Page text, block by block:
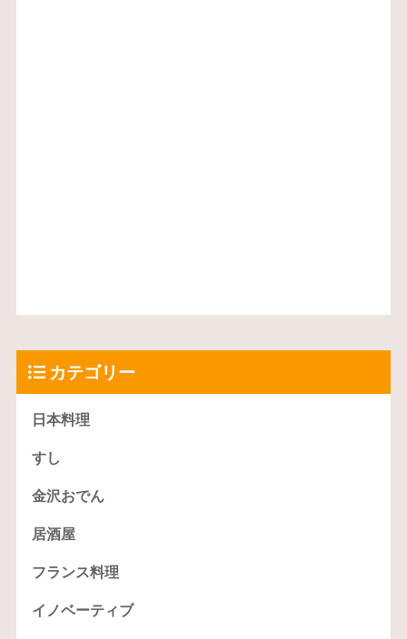
カテゴリー
日本料理
すし
金沢おでん
居酒屋
フランス料理
イノベーティブ